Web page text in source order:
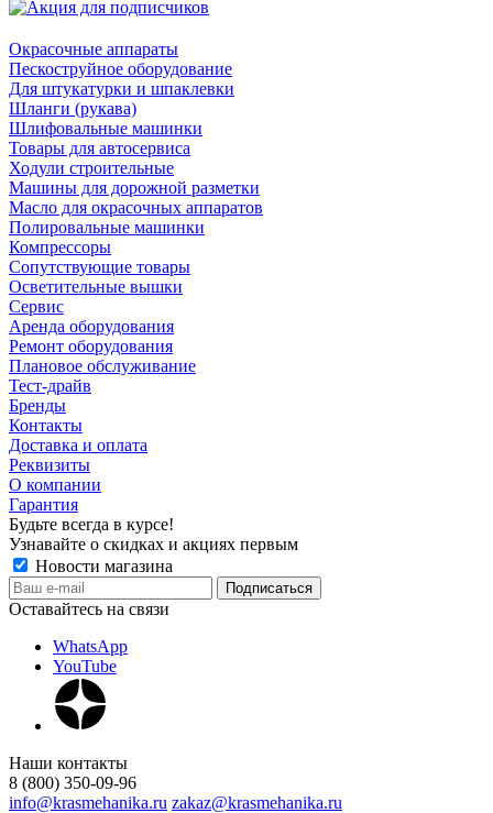
Окрасочные аппараты
Пескоструйное оборудование
Для штукатурки и шпаклевки
Шланги (рукава)
Шлифовальные машинки
Товары для автосервиса
Ходули строительные
Машины для дорожной разметки
Масло для окрасочных аппаратов
Полировальные машинки
Компрессоры
Сопутствующие товары
Осветительные вышки
Сервис
Аренда оборудования
Ремонт оборудования
Плановое обслуживание
Тест-драйв
Бренды
Контакты
Доставка и оплата
Реквизиты
О компании
Гарантия
Будьте всегда в курсе!
Узнавайте о скидках и акциях первым
Новости магазина
Оставайтесь на связи
WhatsApp
YouTube
Наши контакты
8 (800) 350-09-96
info@krasmehanika.ru zakaz@krasmehanika.ru